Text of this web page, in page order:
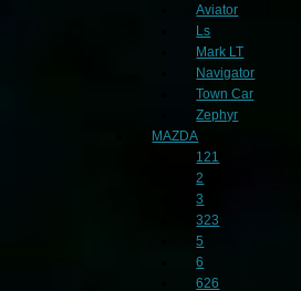
Aviator
Ls
Mark LT
Navigator
Town Car
Zephyr
MAZDA
121
2
3
323
5
6
626